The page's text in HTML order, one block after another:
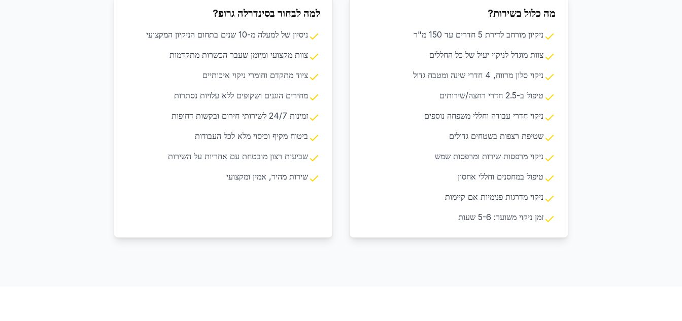
מה כלול בשירות?
ניקיון מורחב לדירת 5 חדרים עד 150 מ"ר
צוות מוגדל לניקוי יעיל של כל החללים
ניקוי סלון מרווח, 4 חדרי שינה ומטבח גדול
טיפול ב-2.5 חדרי רחצה/שירותים
ניקוי חדרי עבודה וחללי משפחה נוספים
שטיפת רצפות בשטחים גדולים
ניקוי מרפסות שירות ומרפסות שמש
טיפול במחסנים וחללי אחסון
ניקוי מדרגות פנימיות אם קיימות
זמן ניקוי משוער: 5-6 שעות
למה לבחור בסינדרלה גרופ?
ניסיון של למעלה מ-10 שנים בתחום הניקיון המקצועי
צוות מקצועי ומיומן שעבר הכשרות מתקדמות
ציוד מתקדם וחומרי ניקוי איכותיים
מחירים הוגנים ושקופים ללא עלויות נסתרות
זמינות 24/7 לשירותי חירום ובקשות דחופות
ביטוח מקיף וכיסוי מלא לכל העבודות
שביעות רצון מובטחת עם אחריות על השירות
שירות מהיר, אמין ומקצועי